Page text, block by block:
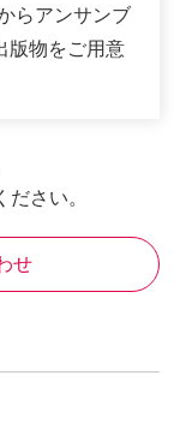
らアンサンブ
版物をご用意
さい。
せ